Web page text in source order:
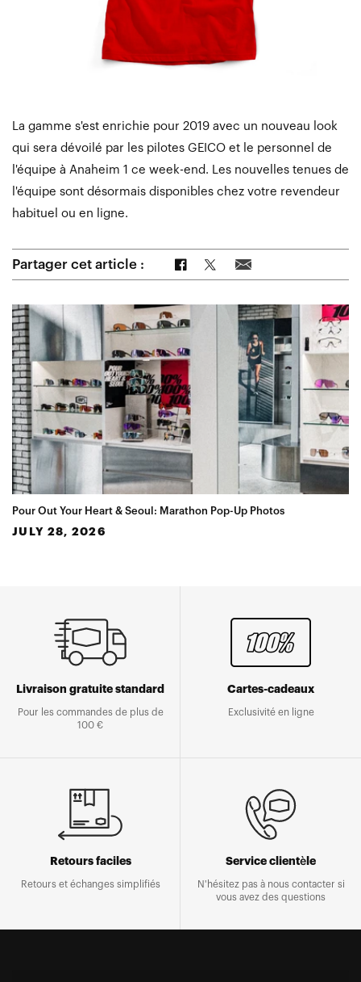
La gamme s'est enrichie pour 2019 avec un nouveau look
qui sera dévoilé par les pilotes GEICO et le personnel de
l'équipe à Anaheim 1 ce week-end. Les nouvelles tenues de
l'équipe sont désormais disponibles chez votre revendeur
habituel ou en ligne.
Partager cet article : Partager sur Facebook
Partager sur TwitterPartager par e-mail
Pour Out Your Heart & Seoul: Marathon Pop-Up Photos
JULY 28, 2026
Livraison gratuite standard
Pour les commandes de plus de
100 €
Cartes-cadeaux
Exclusivité en ligne
Retours faciles
Retours et échanges simplifiés
Service clientèle
N'hésitez pas à nous contacter si
vous avez des questions